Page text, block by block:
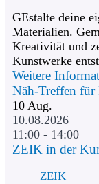
GEstalte deine
Materialien.
Kreativität und
Kunstwerke
Weitere
Näh-Treffen für
10 Aug.
10.08.2026
11:00 - 14:00
ZEIK in der
ZEIK